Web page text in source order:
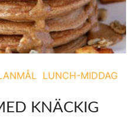
LUNCH-MIDDAG
KNÄCKIG